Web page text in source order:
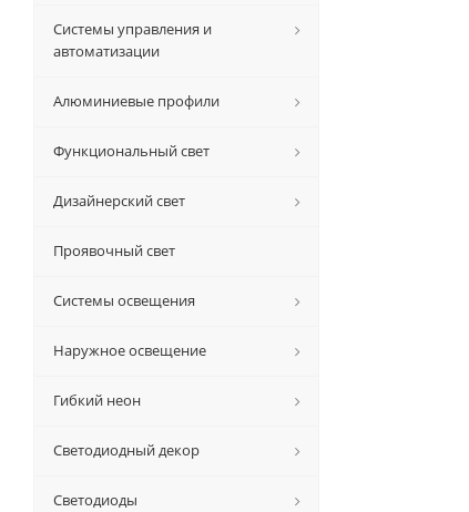
Системы управления и
автоматизации
Алюминиевые профили
Функциональный свет
Дизайнерский свет
Проявочный свет
Системы освещения
Наружное освещение
Гибкий неон
Светодиодный декор
Светодиоды